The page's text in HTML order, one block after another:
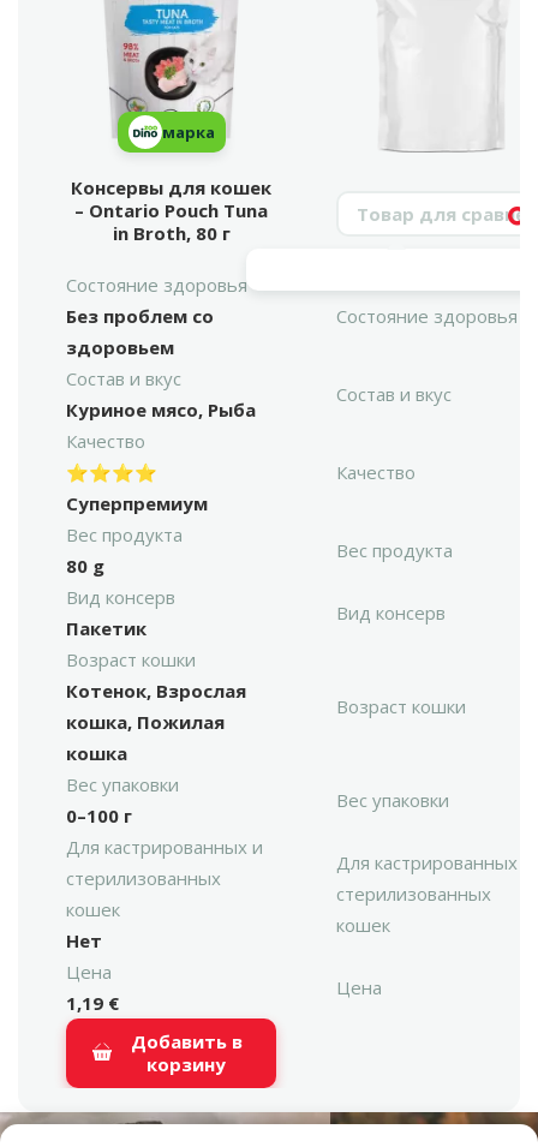
марка
Консервы для кошек
– Ontario Pouch Tuna
in Broth, 80 г
Состояние здоровья
Без проблем со
здоровьем
Состояние здоровья
Состав и вкус
Куриное мясо, Рыба
Состав и вкус
Качество
⭐⭐⭐⭐
Суперпремиум
Качество
Вес продукта
80 g
Вес продукта
Вид консерв
Пакетик
Вид консерв
Возраст кошки
Котенок, Взрослая
кошка, Пожилая
кошка
Возраст кошки
Вес упаковки
0–100 г
Вес упаковки
Для кастрированных и
стерилизованных
кошек
Нет
Для кастрированных и
стерилизованных
кошек
Цена
1,19 €
Цена
Добавить в
корзину